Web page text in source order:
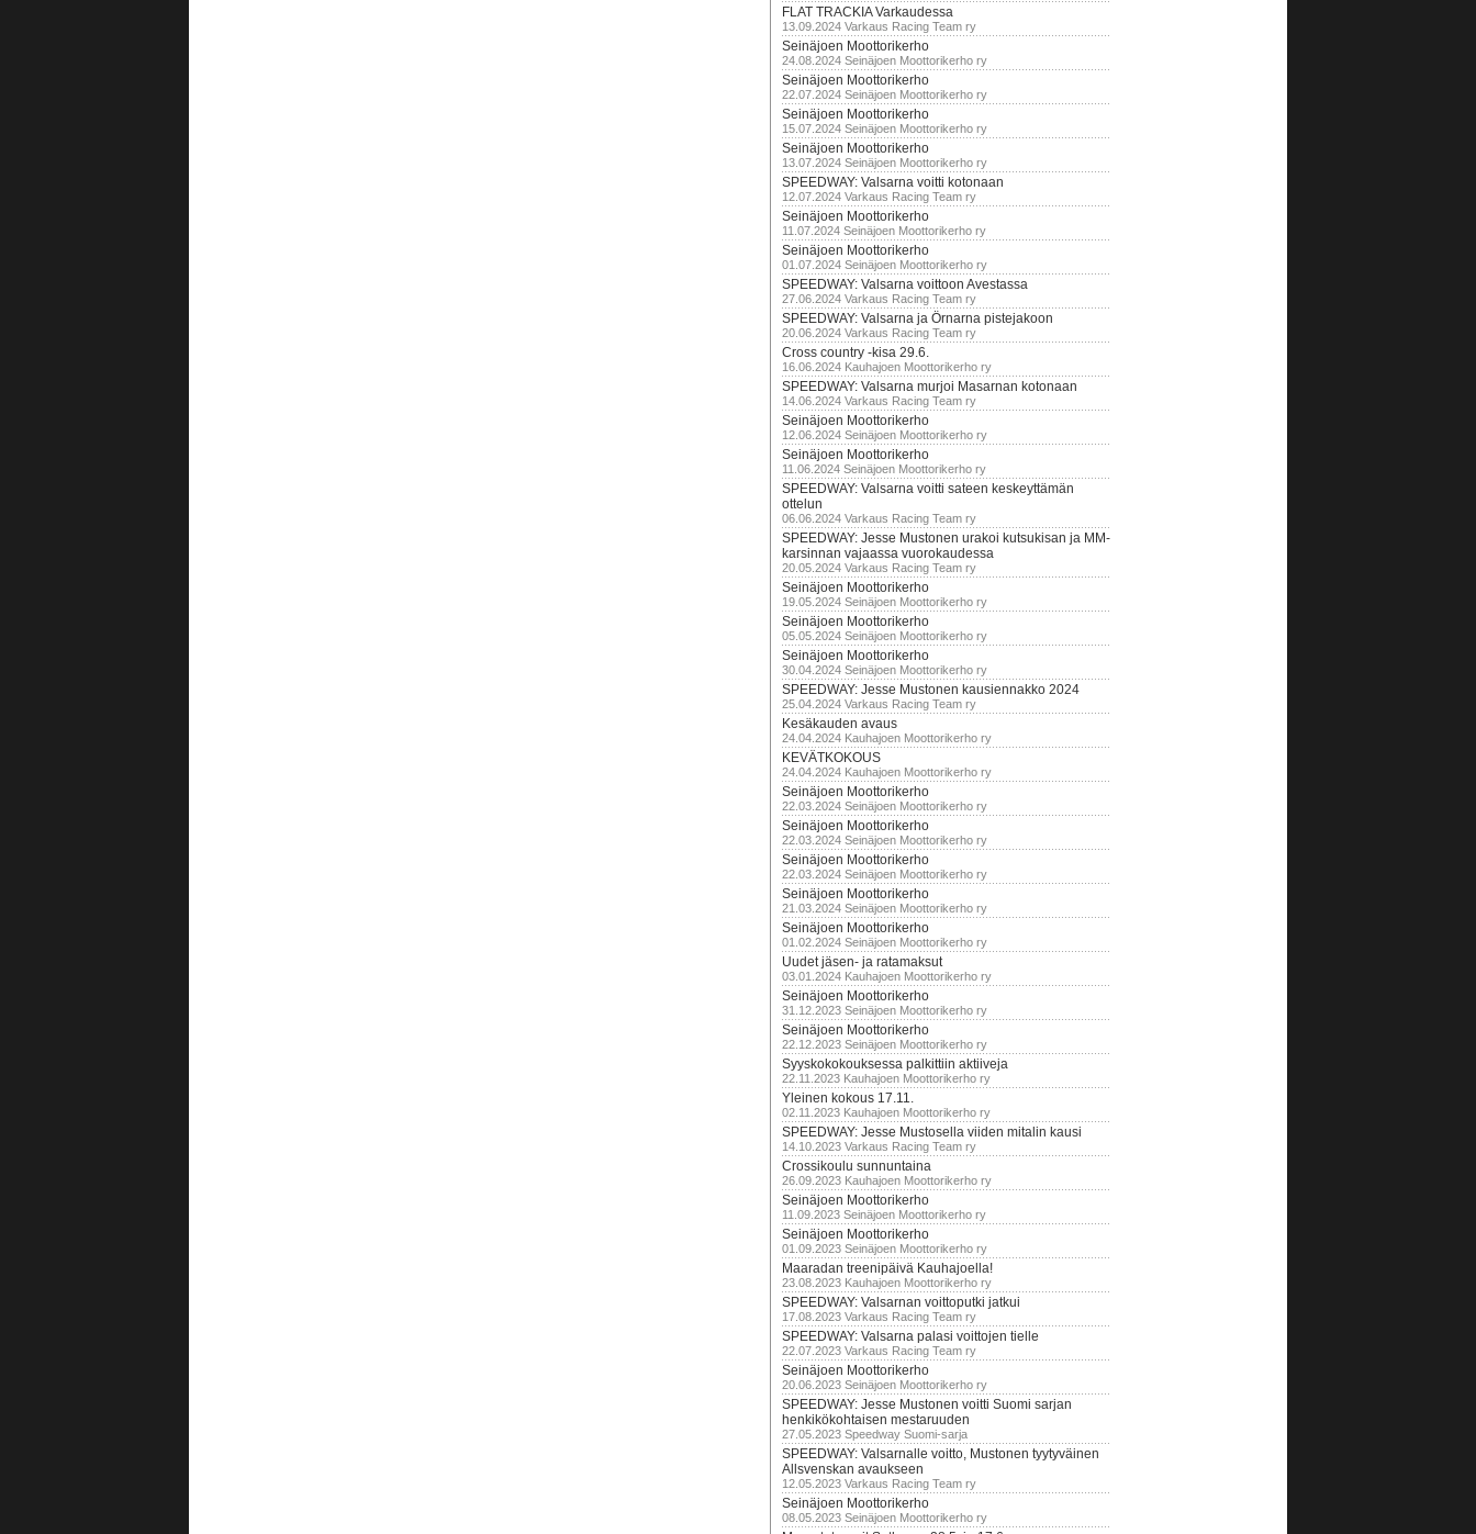
FLAT TRACKIA Varkaudessa
13.09.2024 Varkaus Racing Team ry
Seinäjoen Moottorikerho
24.08.2024 Seinäjoen Moottorikerho ry
Seinäjoen Moottorikerho
22.07.2024 Seinäjoen Moottorikerho ry
Seinäjoen Moottorikerho
15.07.2024 Seinäjoen Moottorikerho ry
Seinäjoen Moottorikerho
13.07.2024 Seinäjoen Moottorikerho ry
SPEEDWAY: Valsarna voitti kotonaan
12.07.2024 Varkaus Racing Team ry
Seinäjoen Moottorikerho
11.07.2024 Seinäjoen Moottorikerho ry
Seinäjoen Moottorikerho
01.07.2024 Seinäjoen Moottorikerho ry
SPEEDWAY: Valsarna voittoon Avestassa
27.06.2024 Varkaus Racing Team ry
SPEEDWAY: Valsarna ja Örnarna pistejakoon
20.06.2024 Varkaus Racing Team ry
Cross country -kisa 29.6.
16.06.2024 Kauhajoen Moottorikerho ry
SPEEDWAY: Valsarna murjoi Masarnan kotonaan
14.06.2024 Varkaus Racing Team ry
Seinäjoen Moottorikerho
12.06.2024 Seinäjoen Moottorikerho ry
Seinäjoen Moottorikerho
11.06.2024 Seinäjoen Moottorikerho ry
SPEEDWAY: Valsarna voitti sateen keskeyttämän
ottelun
06.06.2024 Varkaus Racing Team ry
SPEEDWAY: Jesse Mustonen urakoi kutsukisan ja MM-
karsinnan vajaassa vuorokaudessa
20.05.2024 Varkaus Racing Team ry
Seinäjoen Moottorikerho
19.05.2024 Seinäjoen Moottorikerho ry
Seinäjoen Moottorikerho
05.05.2024 Seinäjoen Moottorikerho ry
Seinäjoen Moottorikerho
30.04.2024 Seinäjoen Moottorikerho ry
SPEEDWAY: Jesse Mustonen kausiennakko 2024
25.04.2024 Varkaus Racing Team ry
Kesäkauden avaus
24.04.2024 Kauhajoen Moottorikerho ry
KEVÄTKOKOUS
24.04.2024 Kauhajoen Moottorikerho ry
Seinäjoen Moottorikerho
22.03.2024 Seinäjoen Moottorikerho ry
Seinäjoen Moottorikerho
22.03.2024 Seinäjoen Moottorikerho ry
Seinäjoen Moottorikerho
22.03.2024 Seinäjoen Moottorikerho ry
Seinäjoen Moottorikerho
21.03.2024 Seinäjoen Moottorikerho ry
Seinäjoen Moottorikerho
01.02.2024 Seinäjoen Moottorikerho ry
Uudet jäsen- ja ratamaksut
03.01.2024 Kauhajoen Moottorikerho ry
Seinäjoen Moottorikerho
31.12.2023 Seinäjoen Moottorikerho ry
Seinäjoen Moottorikerho
22.12.2023 Seinäjoen Moottorikerho ry
Syyskokokouksessa palkittiin aktiiveja
22.11.2023 Kauhajoen Moottorikerho ry
Yleinen kokous 17.11.
02.11.2023 Kauhajoen Moottorikerho ry
SPEEDWAY: Jesse Mustosella viiden mitalin kausi
14.10.2023 Varkaus Racing Team ry
Crossikoulu sunnuntaina
26.09.2023 Kauhajoen Moottorikerho ry
Seinäjoen Moottorikerho
11.09.2023 Seinäjoen Moottorikerho ry
Seinäjoen Moottorikerho
01.09.2023 Seinäjoen Moottorikerho ry
Maaradan treenipäivä Kauhajoella!
23.08.2023 Kauhajoen Moottorikerho ry
SPEEDWAY: Valsarnan voittoputki jatkui
17.08.2023 Varkaus Racing Team ry
SPEEDWAY: Valsarna palasi voittojen tielle
22.07.2023 Varkaus Racing Team ry
Seinäjoen Moottorikerho
20.06.2023 Seinäjoen Moottorikerho ry
SPEEDWAY: Jesse Mustonen voitti Suomi sarjan
henkikökohtaisen mestaruuden
27.05.2023 Speedway Suomi-sarja
SPEEDWAY: Valsarnalle voitto, Mustonen tyytyväinen
Allsvenskan avaukseen
12.05.2023 Varkaus Racing Team ry
Seinäjoen Moottorikerho
08.05.2023 Seinäjoen Moottorikerho ry